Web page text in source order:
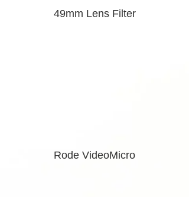
49mm Lens Filter
Rode VideoMicro